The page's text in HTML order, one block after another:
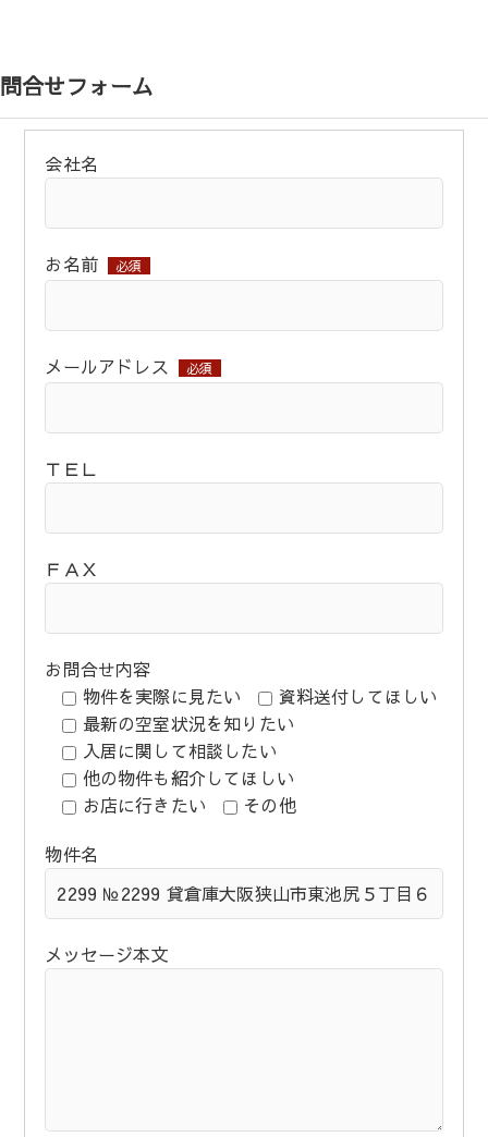
問合せフォーム
会社名
お名前 必須
メールアドレス 必須
ＴＥＬ
ＦＡＸ
お問合せ内容
物件を実際に見たい
資料送付してほしい
最新の空室状況を知りたい
入居に関して相談したい
他の物件も紹介してほしい
お店に行きたい
その他
物件名
メッセージ本文